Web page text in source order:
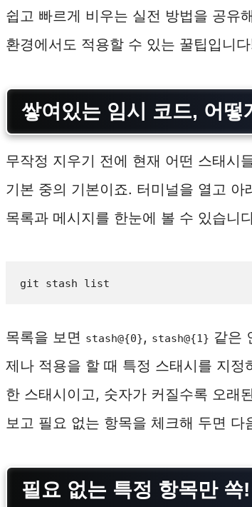
쉽고 빠르게 비우는 실전 방법을 공유
환경에서도 적용할 수 있는 꿀팁입니
쌓여있는 임시 코드, 어떻
무작정 지우기 전에 현재 어떤 스태시
기본 중의 기본이죠. 터미널을 열고
목록과 메시지를 한눈에 볼 수 있습니
git stash list
목록을 보면 stash@{0}, stash@{1} 같은
제나 적용을 할 때 특정 스태시를 지
한 스태시이고, 숫자가 커질수록 오래
보고 필요 없는 항목을 체크해 두면
필요 없는 특정 항목만